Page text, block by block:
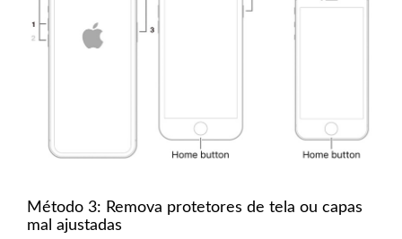
Método 3: Remova protetores de tela ou capas
mal ajustadas